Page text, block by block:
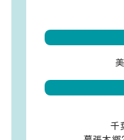
千